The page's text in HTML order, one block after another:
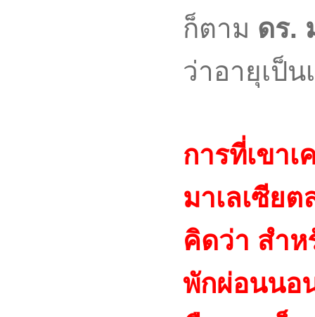
ก็ตาม ดร.
ว่าอายุเป็น
การที่เขา
มาเลเซีย
คิดว่า สำห
พักผ่อนนอ